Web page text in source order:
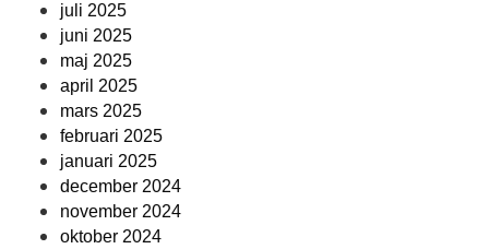
juli 2025
juni 2025
maj 2025
april 2025
mars 2025
februari 2025
januari 2025
december 2024
november 2024
oktober 2024